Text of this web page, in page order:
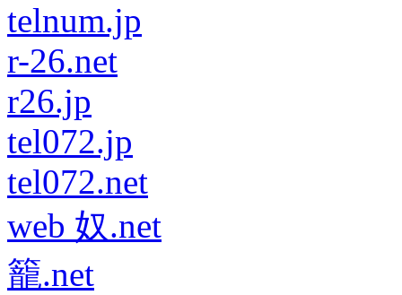
telnum.jp
r-26.net
r26.jp
tel072.jp
tel072.net
web 奴.net
籠.net